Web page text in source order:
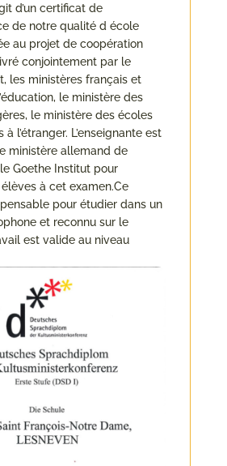
d’un certificat de
de notre qualité d école
au projet de coopération
conjointement par le
les ministères français et
le ministère des
le ministère des écoles
l’étranger. L’enseignante est
ministère allemand de
Goethe Institut pour
à cet examen.Ce
pour étudier dans un
et reconnu sur le
est valide au niveau